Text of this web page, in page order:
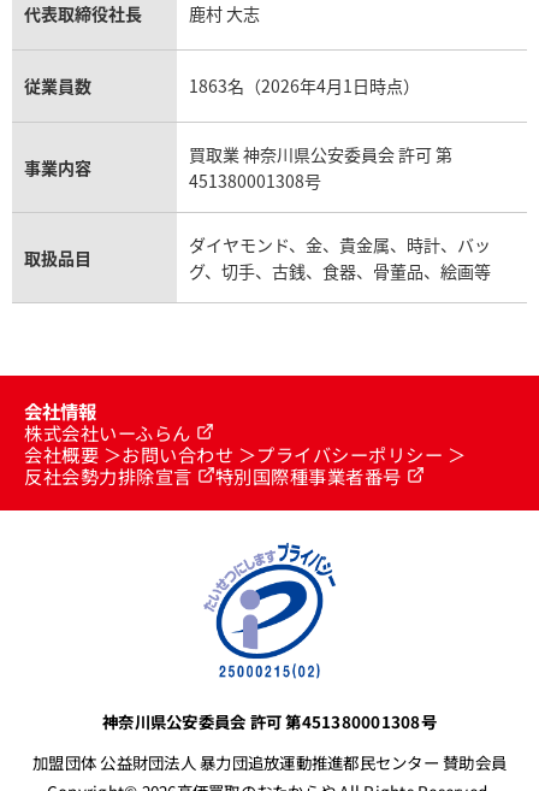
合わせください
電話で聞く
・バン ワンクリック スチ
ウブロ ビッグ・バン ワンク
参考買取価格
価格はお問い合わせください
代表取締役社長 鹿村 大志
従業員数 1863名（2026年4月1日時点）
事業内容
買取業 神奈川県公安委員会 許可 第
451380001308号
取扱品目
ダイヤモンド、金、貴金属、時計、バッ
グ、切手、古銭、食器、骨董品、絵画等
会社情報
株式会社いーふらん
会社概要
お問い合わせ
プライバシーポリシー
反社会勢力排除宣言
特別国際種事業者番号
神奈川県公安委員会 許可 第451380001308号
加盟団体 公益財団法人 暴力団追放運動推進都民センター 賛助会員